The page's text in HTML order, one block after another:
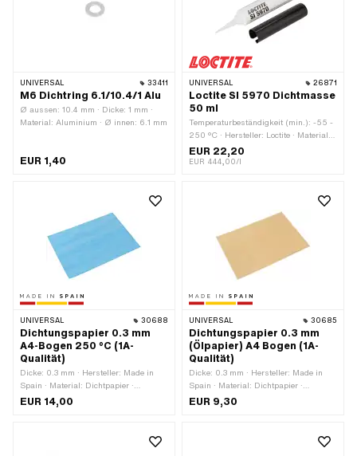
UNIVERSAL 33411
M6 Dichtring 6.1/10.4/1 Alu
Ø aussen: 10.4 mm · Dicke: 1 mm ·
Material: Aluminium · Ø innen: 6.1 mm
EUR 1,40
UNIVERSAL 26871
Loctite SI 5970 Dichtmasse
50 ml
Temperaturbeständigkeit (min.): -55 -
250 °C · Hersteller: Loctite · Material:
Silikon · Inhalt: 50 ml · Farbe:
schwarz · Anwendungsbereich:
EUR 22,20
EUR 444,00/l
UNIVERSAL 30688
Dichtungspapier 0.3 mm
A4-Bogen 250 °C (1A-
Qualität)
Dicke: 0.3 mm · Hersteller: Made in
Spain · Material: Dichtpapier ·
Verwendungsort: Universal
EUR 14,00
UNIVERSAL 30685
Dichtungspapier 0.3 mm
(Ölpapier) A4 Bogen (1A-
Qualität)
Dicke: 0.3 mm · Hersteller: Made in
Spain · Material: Dichtpapier ·
Verwendungsort: Universal
EUR 9,30